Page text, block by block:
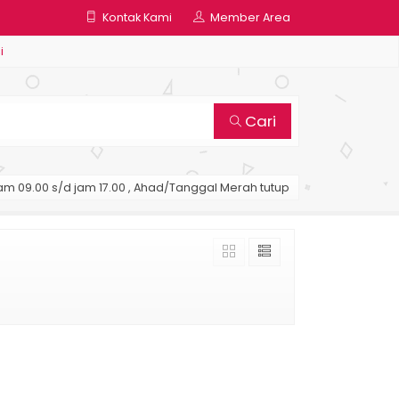
Kontak Kami Member Area
Cari
09.00 s/d jam 17.00 , Ahad/Tanggal Merah tutup